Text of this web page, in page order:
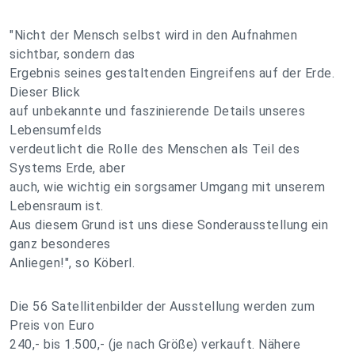
"Nicht der Mensch selbst wird in den Aufnahmen
sichtbar, sondern das
Ergebnis seines gestaltenden Eingreifens auf der Erde.
Dieser Blick
auf unbekannte und faszinierende Details unseres
Lebensumfelds
verdeutlicht die Rolle des Menschen als Teil des
Systems Erde, aber
auch, wie wichtig ein sorgsamer Umgang mit unserem
Lebensraum ist.
Aus diesem Grund ist uns diese Sonderausstellung ein
ganz besonderes
Anliegen!", so Köberl.
Die 56 Satellitenbilder der Ausstellung werden zum
Preis von Euro
240,- bis 1.500,- (je nach Größe) verkauft. Nähere